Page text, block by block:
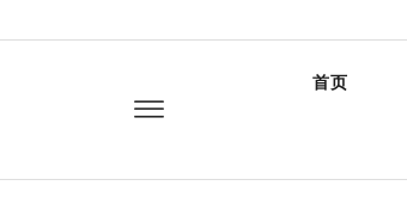
首页